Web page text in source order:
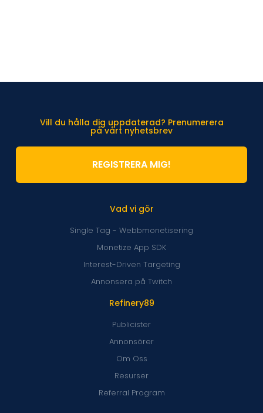
Refinery89
Publicister
Annonsörer
Om Oss
Resurser
Referral Program
Vad vi gör
Single Tag - Webbmonetisering
Monetize App SDK
Interest-Driven Targeting
Annonsera på Twitch
Vill du hålla dig uppdaterad? Prenumerera
på vårt nyhetsbrev
REGISTRERA MIG!